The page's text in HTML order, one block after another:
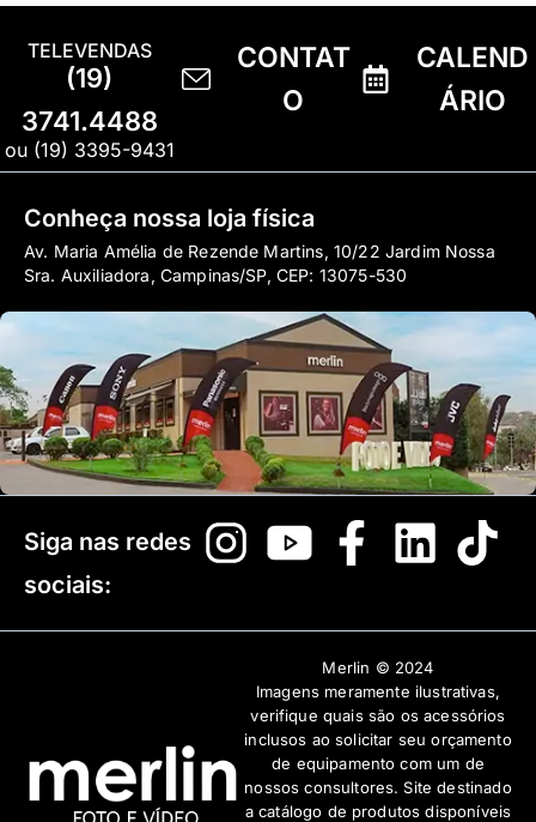
TELEVENDAS
(19)
3741.4488
ou (19) 3395-9431
CONTAT
O
CALEND
ÁRIO
Conheça nossa loja física
Av. Maria Amélia de Rezende Martins, 10/22 Jardim Nossa
Sra. Auxiliadora, Campinas/SP, CEP: 13075-530
Siga nas redes
sociais:
Merlin © 2024
Imagens meramente ilustrativas,
verifique quais são os acessórios
inclusos ao solicitar seu orçamento
de equipamento com um de
nossos consultores. Site destinado
a catálogo de produtos disponíveis